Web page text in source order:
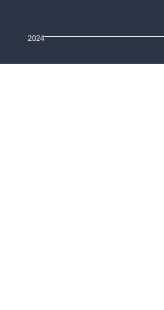
2024